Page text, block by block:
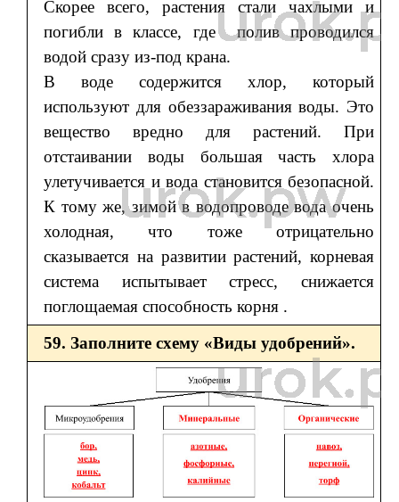
Скорее всего, растения стали чахлыми и
погибли в классе, где полив проводился
водой сразу из-под крана.
В воде содержится хлор, который
используют для обеззараживания воды. Это
вещество вредно для растений. При
отстаивании воды большая часть хлора
улетучивается и вода становится безопасной.
К тому же, зимой в водопроводе вода очень
холодная, что тоже отрицательно
сказывается на развитии растений, корневая
система испытывает стресс, снижается
поглощаемая способность корня .
59. Заполните схему «Виды удобрений».